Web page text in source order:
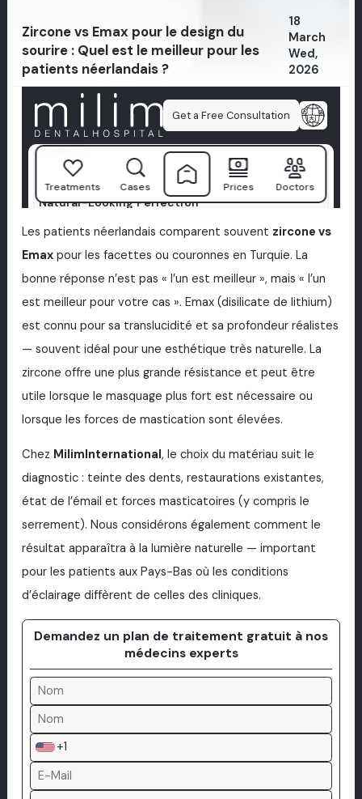
Zircone vs Emax pour le design du
sourire : Quel est le meilleur pour les
patients néerlandais ?
18
March
Wed,
2026
Les patients néerlandais comparent souvent zircone vs
Emaxpour les facettes ou couronnes en Turquie. La
bonne réponse n’est pas « l’un est meilleur », mais « l’un
est meilleur pour votre cas ». Emax (disilicate de lithium)
est connu pour sa translucidité et sa profondeur réalistes
— souvent idéal pour une esthétique très naturelle. La
zircone offre une plus grande résistance et peut être
utile lorsque le masquage plus fort est nécessaire ou
lorsque les forces de mastication sont élevées.
Chez MilimInternational, le choix du matériau suit le
diagnostic : teinte des dents, restaurations existantes,
état de l’émail et forces masticatoires (y compris le
serrement). Nous considérons également comment le
résultat apparaîtra à la lumière naturelle — important
pour les patients aux Pays-Bas où les conditions
d’éclairage diffèrent de celles des cliniques.
Demandez un plan de traitement gratuit à nos
médecins experts
+1